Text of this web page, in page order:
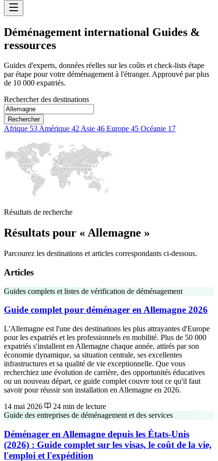
Déménagement international Guides &
ressources
Guides d'experts, données réelles sur les coûts et check-lists étape
par étape pour votre déménagement à l'étranger. Approuvé par plus
de 10 000 expatriés.
Rechercher des destinations
Rechercher
Afrique 53Amérique 42Asie 46 Europe 45 Océanie 17
Résultats de recherche
Résultats pour « Allemagne »
Parcourez les destinations et articles correspondants ci-dessous.
Articles
Guides complets et listes de vérification de déménagement
Guide complet pour déménager en Allemagne 2026
L'Allemagne est l'une des destinations les plus attrayantes d'Europe
pour les expatriés et les professionnels en mobilité. Plus de 50 000
expatriés s'installent en Allemagne chaque année, attirés par son
économie dynamique, sa situation centrale, ses excellentes
infrastructures et sa qualité de vie exceptionnelle. Que vous
recherchiez une évolution de carrière, des opportunités éducatives
ou un nouveau départ, ce guide complet couvre tout ce qu'il faut
savoir pour réussir son installation en Allemagne en 2026.
14 mai 2026
24 min de lecture
Guide des entreprises de déménagement et des services
Déménager en Allemagne depuis les États-Unis
(2026) : Guide complet sur les visas, le coût de la vie,
l'emploi et l'expédition